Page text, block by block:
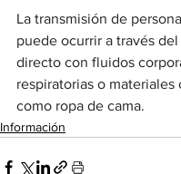
La transmisión de
puede ocurrir a través
directo con fluidos
respiratorias o materiales
como ropa de cama.
Información